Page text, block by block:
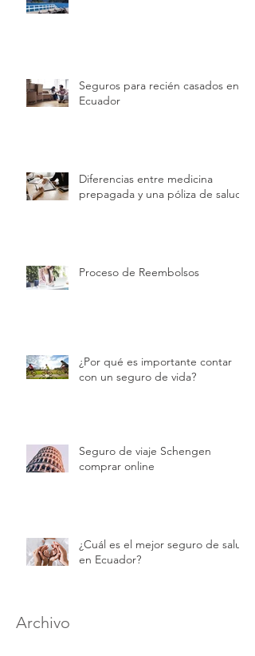
Seguros para recién casados en
Ecuador
Diferencias entre medicina
prepagada y una póliza de salud
Proceso de Reembolsos
¿Por qué es importante contar
con un seguro de vida?
Seguro de viaje Schengen
comprar online
¿Cuál es el mejor seguro de salud
en Ecuador?
Archivo